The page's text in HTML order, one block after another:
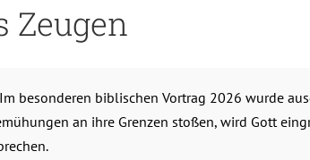
Zeugen
Im besonderen biblischen Vortrag 2026 wurde
an ihre Grenzen stoßen, wird Gott